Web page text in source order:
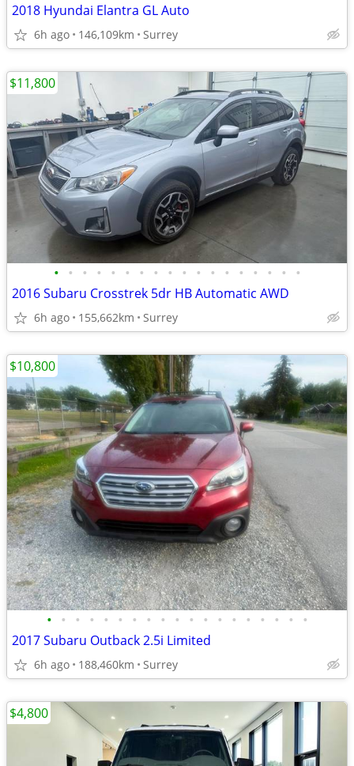
2018 Hyundai Elantra GL Auto
6h ago 146,109km Surrey
• • • • • • • • • • • • • • • • • •
2016 Subaru Crosstrek 5dr HB Automatic AWD
6h ago 155,662km Surrey
$11,800
• • • • • • • • • • • • • • • • • • •
2017 Subaru Outback 2.5i Limited
6h ago 188,460km Surrey
$10,800
$4,800